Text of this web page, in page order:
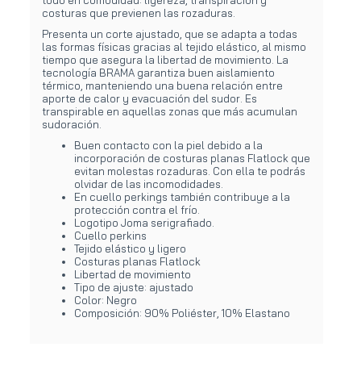
costuras que previenen las rozaduras.
Presenta un corte ajustado, que se adapta a todas
las formas físicas gracias al tejido elástico, al mismo
tiempo que asegura la libertad de movimiento. La
tecnología BRAMA garantiza buen aislamiento
térmico, manteniendo una buena relación entre
aporte de calor y evacuación del sudor. Es
transpirable en aquellas zonas que más acumulan
sudoración.
Buen contacto con la piel debido a la
incorporación de costuras planas Flatlock que
evitan molestas rozaduras. Con ella te podrás
olvidar de las incomodidades.
En cuello perkings también contribuye a la
protección contra el frío.
Logotipo Joma serigrafiado.
Cuello perkins
Tejido elástico y ligero
Costuras planas Flatlock
Libertad de movimiento
Tipo de ajuste: ajustado
Color: Negro
Composición: 90% Poliéster, 10% Elastano